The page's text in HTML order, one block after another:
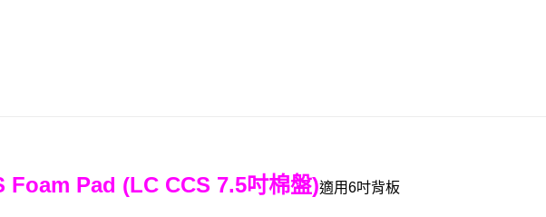
Pad (LC CCS 7.5吋棉盤)適用6吋背板